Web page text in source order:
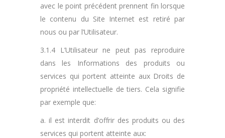
avec le point précédent prennent fin lorsque
le contenu du Site Internet est retiré par
nous ou par l’Utilisateur.
3.1.4 L’Utilisateur ne peut pas reproduire
dans les Informations des produits ou
services qui portent atteinte aux Droits de
propriété intellectuelle de tiers. Cela signifie
par exemple que:
a. il est interdit d’offrir des produits ou des
services qui portent atteinte aux: